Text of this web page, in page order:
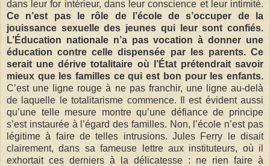
dans leur for intérieur, dans leur conscience et leur intimité.
Ce n’est pas le rôle de l’école de s’occuper de la
jouissance sexuelle des jeunes qui leur sont confiés.
L’Éducation nationale n’a pas vocation à donner une
éducation contre celle dispensée par les parents. Ce
serait une dérive totalitaire où l’État prétendrait savoir
mieux que les familles ce qui est bon pour les enfants.
C’est une ligne rouge à ne pas franchir, une ligne au-delà
de laquelle le totalitarisme commence. Il est évident aussi
qu’une telle mesure montre qu’une défiance de principe
s’est instaurée à l’égard des familles. Non, l’école n’est pas
légitime à faire de telles intrusions. Jules Ferry le disait
clairement, dans sa fameuse lettre aux instituteurs, où il
exhortait ces derniers à la délicatesse : ne rien faire à